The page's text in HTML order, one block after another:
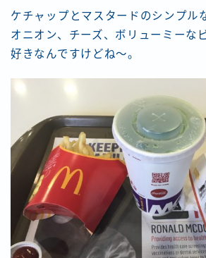
ケチャップとマスタードのシンプル
オニオン、チーズ、ボリューミーな
好きなんですけどね〜。